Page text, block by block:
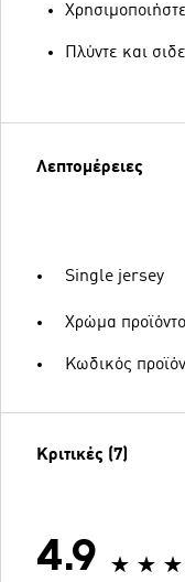
Πλύντε και
Λεπτομέρειες
Single jersey
Χρώμα
Κωδικός
Κριτικές (7)
4.9